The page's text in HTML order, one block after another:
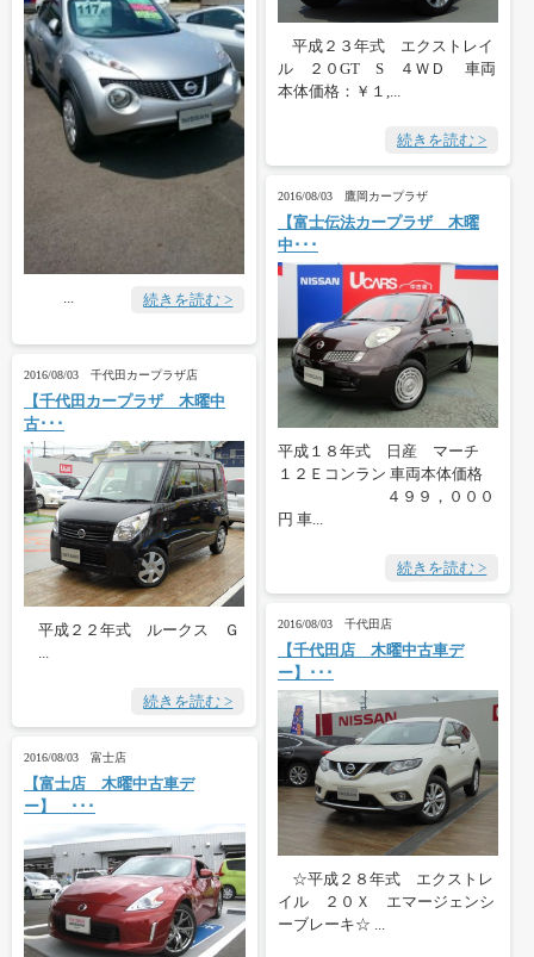
平成２３年式 エクストレイ
ル ２０GT S ４ＷＤ 車両
本体価格：￥１,...
続きを読む >
... 続きを読む >
2016/08/03 鷹岡カープラザ
【富士伝法カープラザ 木曜
中･･･
平成１８年式 日産 マーチ
１２Ｅコンラン 車両本体価格
４９９，０００
円 車...
続きを読む >
2016/08/03 千代田カープラザ店
【千代田カープラザ 木曜中
古･･･
平成２２年式 ルークス Ｇ
続きを読む >
2016/08/03 千代田店
【千代田店 木曜中古車デ
ー】･･･
☆平成２８年式 エクストレ
イル ２０Ｘ エマージェンシ
ーブレーキ☆ ...
2016/08/03 富士店
【富士店 木曜中古車デ
ー】 ･･･